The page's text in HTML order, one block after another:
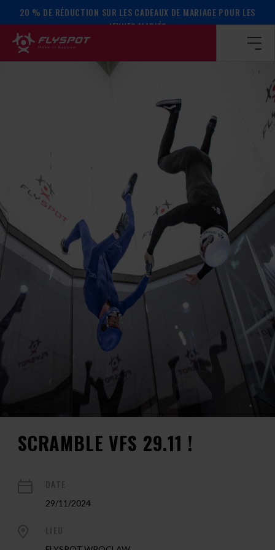
20 % DE RÉDUCTION SUR LES CADEAUX DE MARIAGE POUR LES
JEUNES MARIÉS
Page d’accueil / Calendrier des événements / SCRAMBLE
SCRAMBLE VFS 29.11 !
29/11/2024